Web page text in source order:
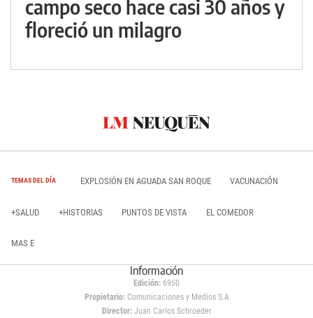
campo seco hace casi 30 años y
floreció un milagro
TEMAS DEL DÍA EXPLOSIÓN EN AGUADA SAN ROQUE VACUNACIÓN
+SALUD +HISTORIAS PUNTOS DE VISTA EL COMEDOR
MAS E
Información
Edición: 6950
Propietario:Comunicaciones y Medios S.A
Director: Juan Carlos Schroeder